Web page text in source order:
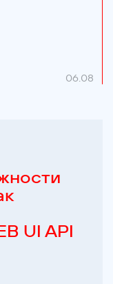
06.08
UI API